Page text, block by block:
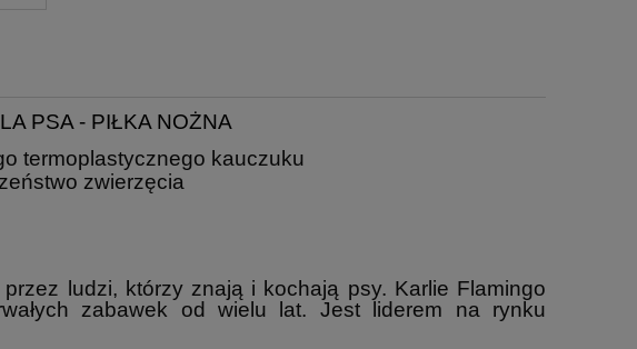
PSA - PIŁKA NOŻNA
termoplastycznego kauczuku
zwierzęcia
ludzi, którzy znają i kochają psy. Karlie Flamingo
zabawek od wielu lat. Jest liderem na rynku